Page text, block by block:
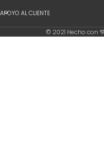
APOYO AL CLIENTE
© 2021 Hecho con